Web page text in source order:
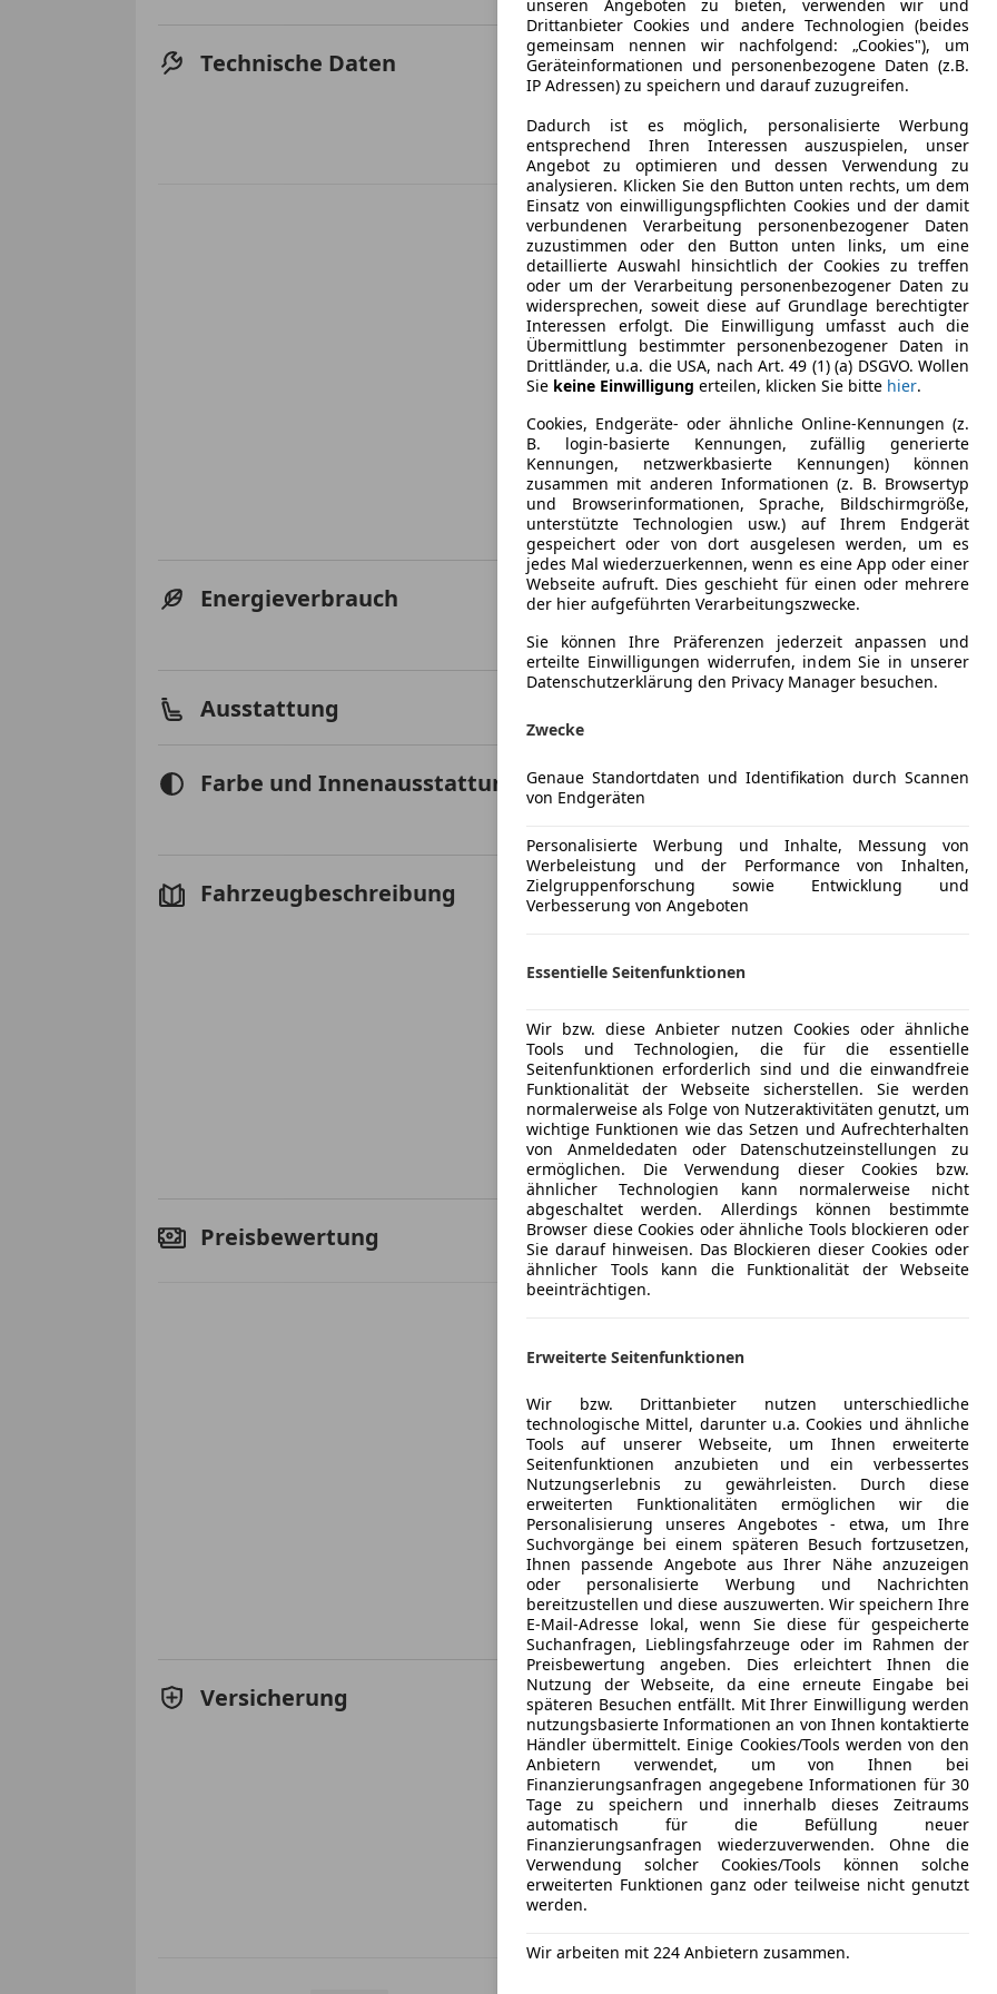
Technische Daten Leistung
185 kW
Getriebe
Leergewicht
2 315 kg
Energieverbrauch Kraftstoff
CO₂-Emissionen
0 g/km
Ausstattung
Einparkhilfe
Elektrische
Getönte
Lichtsensor
Sitzheizung
Unterhaltung/Media
Bluetooth
MP3
USB
W-Lan /
Sicherheit
ABS
ESP
Isofix
Kopfairbag
LED-
Farbe und Innenausstattung Außenfarbe
Grau
Fahrzeugbeschreibung
Leasingfähiger Jungwagen in Magnetgrau mit EA8
23.07.2030 oder 100.000 km Gesamtlaufleistung,
Anhängerkupplung, Klimatisierungspaket Winter,
Komfortpaket, Assistenzpaket Fahren und Parken,
digitalen Schlüssel, LED-Scheinwerfer plus, Audi
uvm......
Batteriekapazität.: 83kWh (Brutto)
Elektronische Reichweite.: 520 km nach WLTP.
Listenneupreis.: 72.535,- Euro.
! Irrtümer in Ausstattungen, Druckfehler,
vorbehalten !
Mehr anzeigen
Preisbewertung Mehr anzeigen
Versicherung Kfz-Versicherung
Versicherungsschutz an Ihre Bedürfnisse
Freischaden-Gutschein ab Stufe 0
Auto einfach online versichern & Rabatt holen
unseren Angeboten zu bieten, verwenden wir und
Drittanbieter Cookies und andere Technologien (beides
gemeinsam nennen wir nachfolgend: „Cookies"), um
Geräteinformationen und personenbezogene Daten (z.B.
IP Adressen) zu speichern und darauf zuzugreifen.
Dadurch ist es möglich, personalisierte Werbung
entsprechend Ihren Interessen auszuspielen, unser
Angebot zu optimieren und dessen Verwendung zu
analysieren. Klicken Sie den Button unten rechts, um dem
Einsatz von einwilligungspflichten Cookies und der damit
verbundenen Verarbeitung personenbezogener Daten
zuzustimmen oder den Button unten links, um eine
detaillierte Auswahl hinsichtlich der Cookies zu treffen
oder um der Verarbeitung personenbezogener Daten zu
widersprechen, soweit diese auf Grundlage berechtigter
Interessen erfolgt. Die Einwilligung umfasst auch die
Übermittlung bestimmter personenbezogener Daten in
Drittländer, u.a. die USA, nach Art. 49 (1) (a) DSGVO. Wollen
Sie keine Einwilligung erteilen, klicken Sie bitte hier.
Cookies, Endgeräte- oder ähnliche Online-Kennungen (z.
B. login-basierte Kennungen, zufällig generierte
Kennungen, netzwerkbasierte Kennungen) können
zusammen mit anderen Informationen (z. B. Browsertyp
und Browserinformationen, Sprache, Bildschirmgröße,
unterstützte Technologien usw.) auf Ihrem Endgerät
gespeichert oder von dort ausgelesen werden, um es
jedes Mal wiederzuerkennen, wenn es eine App oder einer
Webseite aufruft. Dies geschieht für einen oder mehrere
der hier aufgeführten Verarbeitungszwecke.
Sie können Ihre Präferenzen jederzeit anpassen und
erteilte Einwilligungen widerrufen, indem Sie in unserer
Datenschutzerklärung den Privacy Manager besuchen.
Zwecke
Genaue Standortdaten und Identifikation durch Scannen
von Endgeräten
Personalisierte Werbung und Inhalte, Messung von
Werbeleistung und der Performance von Inhalten,
Zielgruppenforschung sowie Entwicklung und
Verbesserung von Angeboten
Essentielle Seitenfunktionen
Wir bzw. diese Anbieter nutzen Cookies oder ähnliche
Tools und Technologien, die für die essentielle
Seitenfunktionen erforderlich sind und die einwandfreie
Funktionalität der Webseite sicherstellen. Sie werden
normalerweise als Folge von Nutzeraktivitäten genutzt, um
wichtige Funktionen wie das Setzen und Aufrechterhalten
von Anmeldedaten oder Datenschutzeinstellungen zu
ermöglichen. Die Verwendung dieser Cookies bzw.
ähnlicher Technologien kann normalerweise nicht
abgeschaltet werden. Allerdings können bestimmte
Browser diese Cookies oder ähnliche Tools blockieren oder
Sie darauf hinweisen. Das Blockieren dieser Cookies oder
ähnlicher Tools kann die Funktionalität der Webseite
beeinträchtigen.
Erweiterte Seitenfunktionen
Wir bzw. Drittanbieter nutzen unterschiedliche
technologische Mittel, darunter u.a. Cookies und ähnliche
Tools auf unserer Webseite, um Ihnen erweiterte
Seitenfunktionen anzubieten und ein verbessertes
Nutzungserlebnis zu gewährleisten. Durch diese
erweiterten Funktionalitäten ermöglichen wir die
Personalisierung unseres Angebotes - etwa, um Ihre
Suchvorgänge bei einem späteren Besuch fortzusetzen,
Ihnen passende Angebote aus Ihrer Nähe anzuzeigen
oder personalisierte Werbung und Nachrichten
bereitzustellen und diese auszuwerten. Wir speichern Ihre
E-Mail-Adresse lokal, wenn Sie diese für gespeicherte
Suchanfragen, Lieblingsfahrzeuge oder im Rahmen der
Preisbewertung angeben. Dies erleichtert Ihnen die
Nutzung der Webseite, da eine erneute Eingabe bei
späteren Besuchen entfällt. Mit Ihrer Einwilligung werden
nutzungsbasierte Informationen an von Ihnen kontaktierte
Händler übermittelt. Einige Cookies/Tools werden von den
Anbietern verwendet, um von Ihnen bei
Finanzierungsanfragen angegebene Informationen für 30
Tage zu speichern und innerhalb dieses Zeitraums
automatisch für die Befüllung neuer
Finanzierungsanfragen wiederzuverwenden. Ohne die
Verwendung solcher Cookies/Tools können solche
erweiterten Funktionen ganz oder teilweise nicht genutzt
werden.
Wir arbeiten mit 224 Anbietern zusammen.